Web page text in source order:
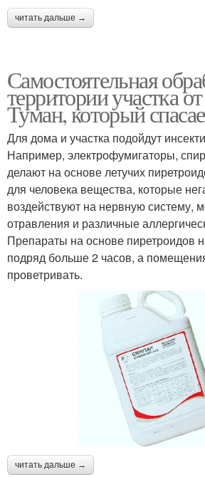
читать дальше →
Самостоятельная
территории участка
Туман, который
Для дома и участка подойдут
Например, электрофумигаторы,
делают на основе летучих
для человека вещества, которые
воздействуют на нервную систему,
отравления и различные
Препараты на основе ­пиретроидов
подряд больше 2 часов, а
проветривать.
читать дальше →